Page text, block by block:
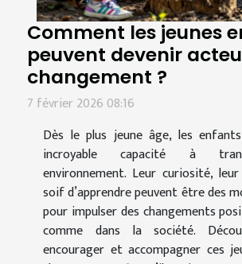
Comment les jeunes
peuvent devenir
changement ?
7 février 2026 08:16
Dès le plus jeune âge, les
incroyable capacité à
environnement. Leur curiosité,
soif d’apprendre peuvent être des
pour impulser des changements
comme dans la société.
encourager et accompagner ces